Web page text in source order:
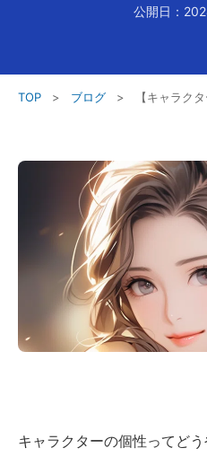
公開日：
TOP > ブログ > 【キャラク
キャラクターの個性ってど